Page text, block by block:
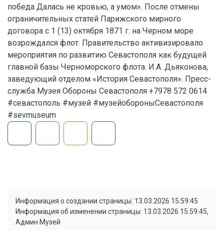
победа Далась не кровью, а умом». После отмены
ограничительных статей Парижского мирного
договора с 1 (13) октября 1871 г. на Черном море
возрождался флот. Правительство активизировало
мероприятия по развитию Севастополя как будущей
главной базы Черноморского флота. И.А. Дьяконова,
заведующий отделом «История Севастополя». Пресс-
служба Музея Обороны Севастополя +7978 572 0614
#севастополь #музей #музейобороныСевастополя
#sevmuseum
Информация о создании страницы: 13.03.2026 15:59:45
Информация об изменении страницы: 13.03.2026 15:59:45,
Админ Музей